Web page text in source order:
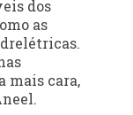
dos
as
mais cara,